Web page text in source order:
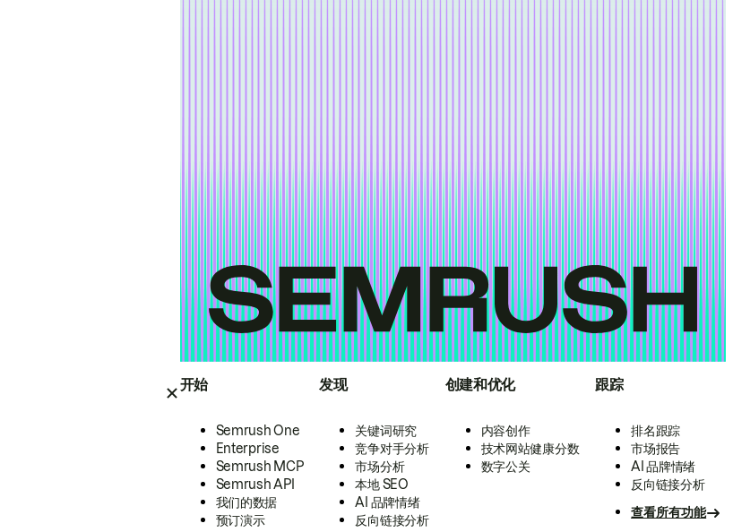
开始
Semrush One
Enterprise
Semrush MCP
Semrush API
我们的数据
预订演示
发现
关键词研究
竞争对手分析
市场分析
本地 SEO
AI 品牌情绪
反向链接分析
创建和优化
内容创作
技术网站健康分数
数字公关
跟踪
排名跟踪
市场报告
AI 品牌情绪
反向链接分析
查看所有功能